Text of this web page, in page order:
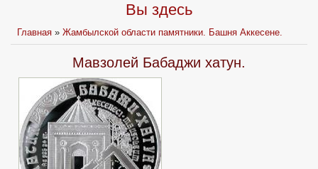
Вы здесь
Главная »Жамбылской области памятники. Башня Аккесене.
Мавзолей Бабаджи хатун.